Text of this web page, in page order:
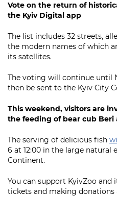
Vote on the return of
the Kyiv Digital app
The list includes 32 streets,
the modern names of which
its satellites.
The voting will continue until
then be sent to the Kyiv City
This weekend, visitors are
the feeding of bear cub
The serving of delicious fish
6 at 12:00 in the large natural
Continent.
You can support KyivZoo and
tickets and making donations